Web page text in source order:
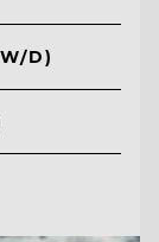
D)